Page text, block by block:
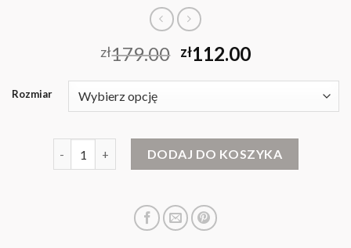
zł179.00 zł112.00
Rozmiar
DODAJ DO KOSZYKA